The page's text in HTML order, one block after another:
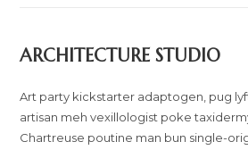
ARCHITECTURE STUDIO
Art party kickstarter adaptogen, pug
artisan meh vexillologist poke
Chartreuse poutine man bun single-